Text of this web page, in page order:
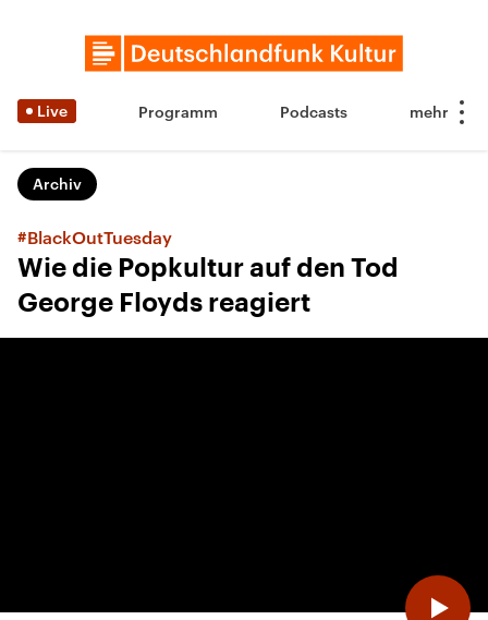
Live Programm Podcasts
Archiv
#BlackOutTuesday
Wie die Popkultur auf den Tod
George Floyds reagiert